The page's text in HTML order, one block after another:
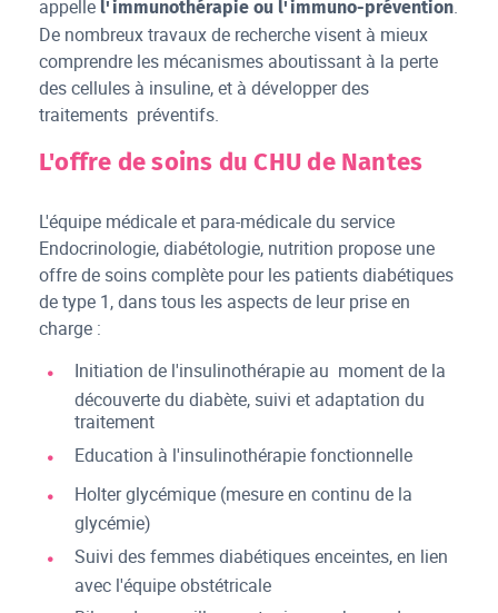
appelle l'immunothérapie ou l'immuno-prévention.
De nombreux travaux de recherche visent à mieux
comprendre les mécanismes aboutissant à la perte
des cellules à insuline, et à développer des
traitements préventifs.
L'offre de soins du CHU de Nantes
L'équipe médicale et para-médicale du service
Endocrinologie, diabétologie, nutrition propose une
offre de soins complète pour les patients diabétiques
de type 1, dans tous les aspects de leur prise en
charge :
Initiation de l'insulinothérapie au moment de la
découverte du diabète, suivi et adaptation du
traitement
Education à l'insulinothérapie fonctionnelle
Holter glycémique (mesure en continu de la
glycémie)
Suivi des femmes diabétiques enceintes, en lien
avec l'équipe obstétricale